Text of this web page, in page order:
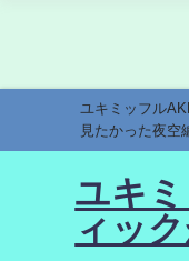
ユキミッフル
見たかった夜空
ユキ
ィッ